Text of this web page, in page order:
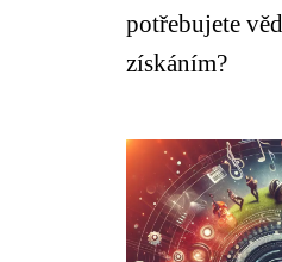
potřebujete
získáním?